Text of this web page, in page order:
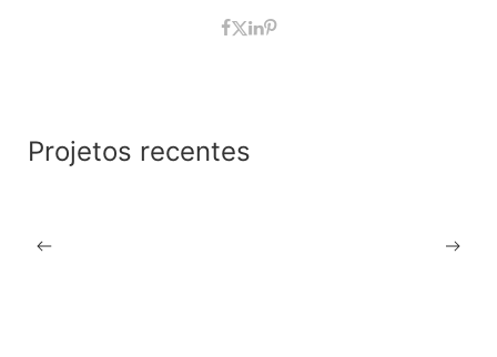
Projetos recentes
Abrir um Cabeleireiro: Tudo o que Precisa Saber